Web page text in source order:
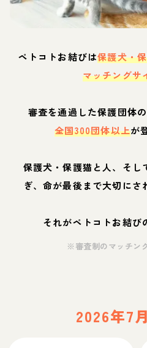
ペトコトお結びは保護犬・
マッチングサ
審査を通過した保護団体
全国300団体以上が
保護犬・保護猫と人、そし
ぎ、命が最後まで大切にさ
それがペトコトお結び
※審査制のマッチン
2026年7